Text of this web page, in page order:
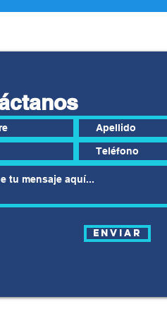
Enviar